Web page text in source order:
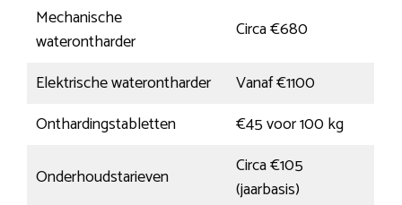
Mechanische
waterontharder
Circa €680
Elektrische waterontharder
Vanaf €1100
Onthardingstabletten
€45 voor 100 kg
Onderhoudstarieven
Circa €105
(jaarbasis)